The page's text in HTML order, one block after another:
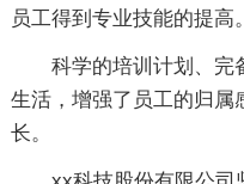
员工得到专业技能的提高。
科学的培训计划、完
生活，增强了员工的归属
长。